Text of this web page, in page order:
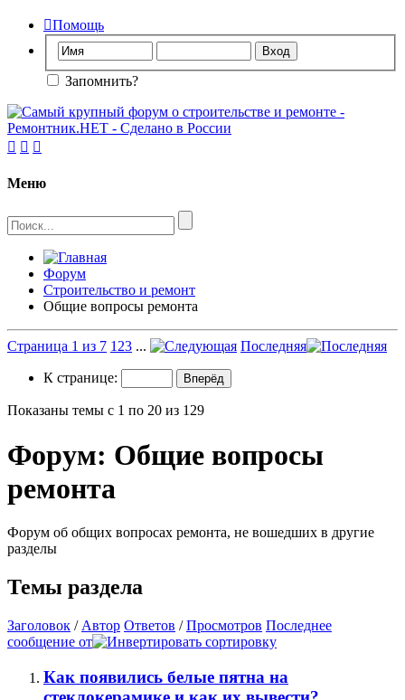
Помощь
Запомнить?
  
Меню
Форум
Строительство и ремонт
Общие вопросы ремонта
Страница 1 из 7 1 23 ... Последняя
К странице:
Показаны темы с 1 по 20 из 129
Форум: Общие вопросы
ремонта
Форум об общих вопросах ремонта, не вошедших в другие
разделы
Темы раздела
Заголовок / Автор Ответов /Просмотров Последнее
сообщение от
Как появились белые пятна на